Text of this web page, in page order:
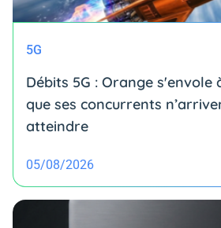
5G
Débits 5G : Orange s'envole
que ses concurrents
atteindre
05/08/2026